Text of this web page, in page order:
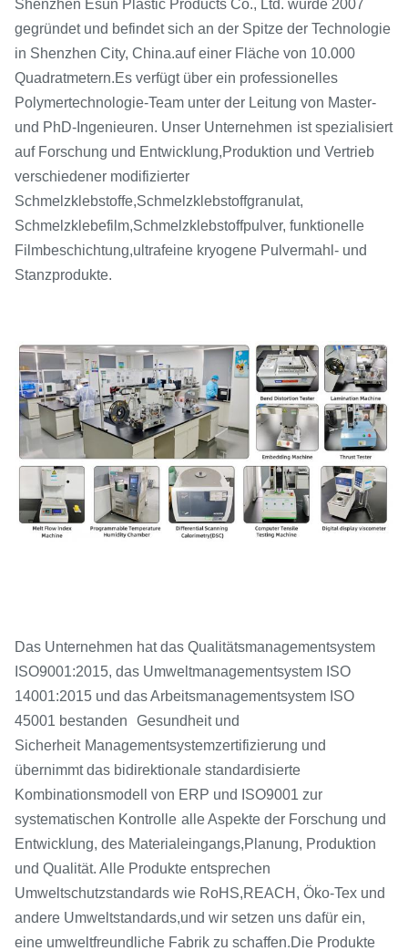
Shenzhen Esun Plastic Products Co., Ltd. wurde 2007
gegründet und befindet sich an der Spitze der Technologie
in Shenzhen City, China.auf einer Fläche von 10.000
Quadratmetern.Es verfügt über ein professionelles
Polymertechnologie-Team unter der Leitung von Master-
und PhD-Ingenieuren. Unser Unternehmen ist spezialisiert
auf Forschung und Entwicklung,Produktion und Vertrieb
verschiedener modifizierter
Schmelzklebstoffe,Schmelzklebstoffgranulat,
Schmelzklebefilm,Schmelzklebstoffpulver, funktionelle
Filmbeschichtung,ultrafeine kryogene Pulvermahl- und
Stanzprodukte.
Das Unternehmen hat das Qualitätsmanagementsystem
ISO9001:2015, das Umweltmanagementsystem ISO
14001:2015 und das Arbeitsmanagementsystem ISO
45001 bestanden
Gesundheit und
Sicherheit Managementsystemzertifizierung und
übernimmt das bidirektionale standardisierte
Kombinationsmodell von ERP und ISO9001 zur
systematischen Kontrolle alle Aspekte der Forschung und
Entwicklung, des Materialeingangs,Planung, Produktion
und Qualität. Alle Produkte entsprechen
Umweltschutzstandards wie RoHS,REACH, Öko-Tex und
andere Umweltstandards,und wir setzen uns dafür ein,
eine umweltfreundliche Fabrik zu schaffen.Die Produkte